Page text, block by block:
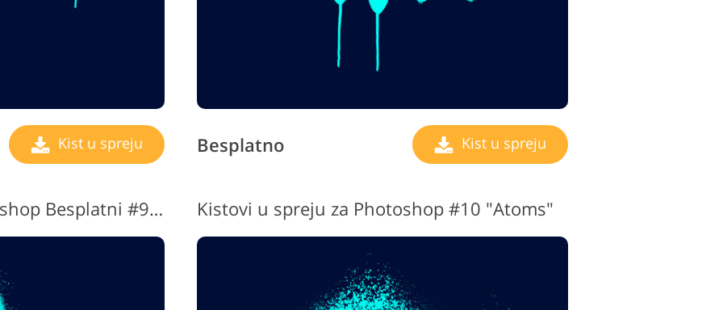
Kist u spreju Besplatno Kist u spreju
Kistovi u spreju za Photoshop Besplatni #9 "Illusion" Kistovi u spreju za Photoshop #10 "Atoms"